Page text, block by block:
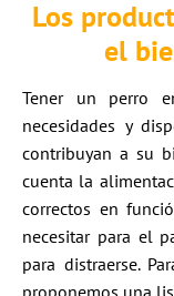
Los
el
Tener un perro
necesidades y
contribuyan a su
cuenta la
correctos en
necesitar para el
para distraerse.
proponemos una